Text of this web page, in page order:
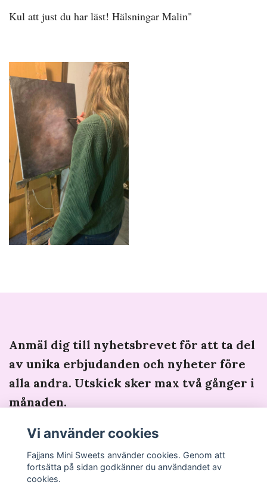
Kul att just du har läst! Hälsningar Malin"
Anmäl dig till nyhetsbrevet för att ta del
av unika erbjudanden och nyheter före
alla andra. Utskick sker max två gånger i
månaden.
Vi använder cookies
Fajjans Mini Sweets använder cookies. Genom att
fortsätta på sidan godkänner du användandet av
cookies.